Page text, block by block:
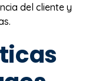
del cliente y